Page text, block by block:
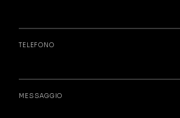
TELEFONO
MESSAGGIO